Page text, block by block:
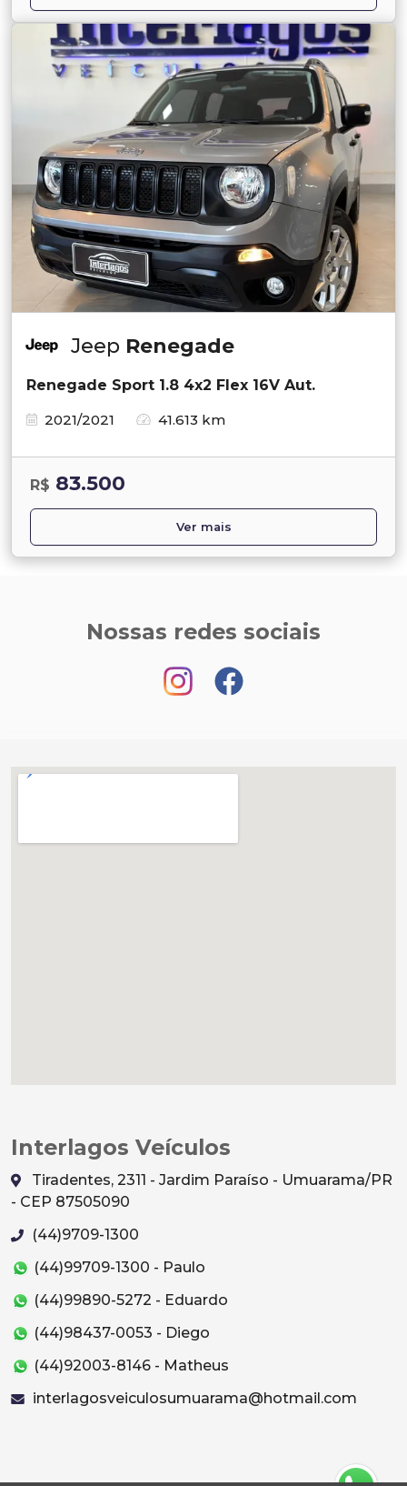
Jeep Renegade
Renegade Sport 1.8 4x2 Flex 16V Aut.
2021/2021
41.613 km
R$ 83.500
Ver mais
Nossas redes sociais
Interlagos Veículos
Tiradentes, 2311 - Jardim Paraíso - Umuarama/PR
- CEP 87505090
(44)9709-1300
(44)99709-1300 - Paulo
(44)99890-5272 - Eduardo
(44)98437-0053 - Diego
(44)92003-8146 - Matheus
interlagosveiculosumuarama@hotmail.com